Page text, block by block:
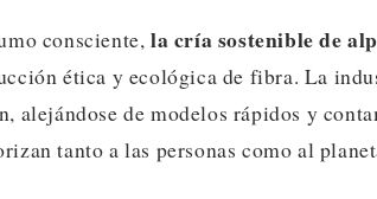
consciente, la cría sostenible de
ética y ecológica de fibra. La
alejándose de modelos rápidos y
tanto a las personas como al